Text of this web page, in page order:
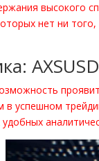
высокого
нет ни
AXSUSD
успешном